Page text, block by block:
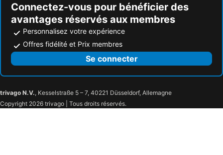
Connectez-vous pour bénéficier des
avantages réservés aux membres
Personnalisez votre expérience
Offres fidélité et Prix membres
Se connecter
trivago N.V., Kesselstraße 5 – 7, 40221 Düsseldorf, Allemagne
Copyright 2026 trivago | Tous droits réservés.